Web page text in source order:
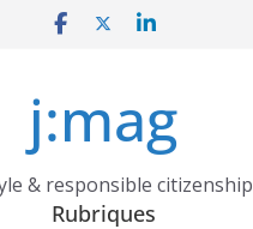
j:mag
& responsible citizenship
Rubriques